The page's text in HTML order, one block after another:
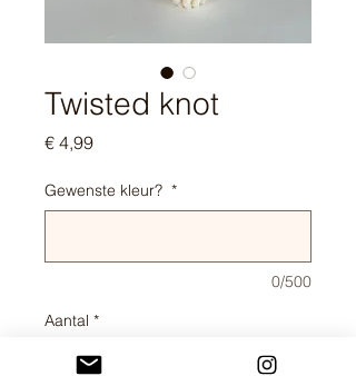
Twisted knot
€ 4,99Prijs
Gewenste kleur? *
0/500
Aantal *